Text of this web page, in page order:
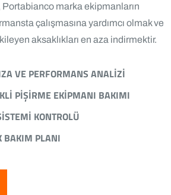
marka ekipmanların
çalışmasına yardımcı olmak ve
aksaklıkları en aza indirmektir.
VE PERFORMANS ANALIZI
PIŞIRME EKIPMANI BAKIMI
KONTROLÜ
BAKIM PLANI